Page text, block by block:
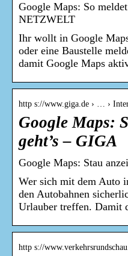
Google Maps: So
NETZWELT
Ihr wollt in Google
oder eine Baustelle
damit Google Maps
http s://www.giga.de › … ›
Google Maps:
geht’s – GIGA
Google Maps: Stau
Wer sich mit dem Auto
den Autobahnen
Urlauber treffen. Damit
http s://